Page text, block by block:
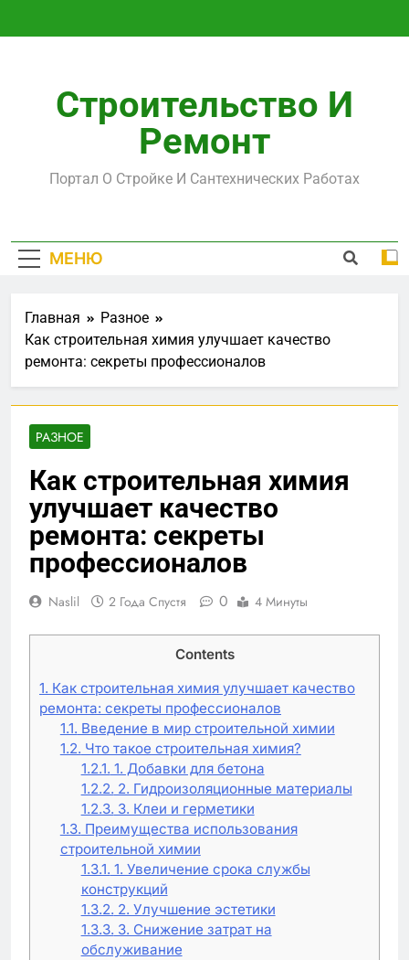
Строительство И
Ремонт
Портал О Стройке И Сантехнических Работах
МЕНЮ
Главная
Разное
Как строительная химия улучшает качество
ремонта: секреты профессионалов
РАЗНОЕ
Как строительная химия
улучшает качество
ремонта: секреты
профессионалов
Naslil 2 Года Спустя 0 4 Минуты
Contents
1. Как строительная химия улучшает качество
ремонта: секреты профессионалов
1.1. Введение в мир строительной химии
1.2. Что такое строительная химия?
1.2.1. 1. Добавки для бетона
1.2.2. 2. Гидроизоляционные материалы
1.2.3. 3. Клеи и герметики
1.3. Преимущества использования
строительной химии
1.3.1. 1. Увеличение срока службы
конструкций
1.3.2. 2. Улучшение эстетики
1.3.3. 3. Снижение затрат на
обслуживание